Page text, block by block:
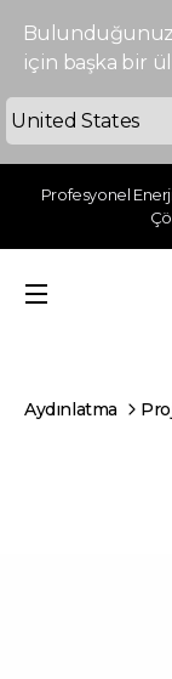
için başka bir
Profesyonel
Aydınlatma